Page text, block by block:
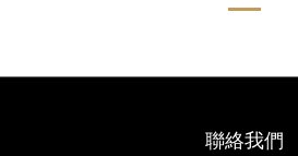
聯絡我們